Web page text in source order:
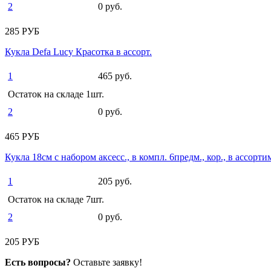
2
0 руб.
285 РУБ
Кукла Defa Lucy Красотка в ассорт.
1
465 руб.
Остаток на складе 1шт.
2
0 руб.
465 РУБ
Кукла 18см с набором аксесс., в компл. 6предм., кор., в
1
205 руб.
Остаток на складе 7шт.
2
0 руб.
205 РУБ
Есть вопросы? Оставьте заявку!